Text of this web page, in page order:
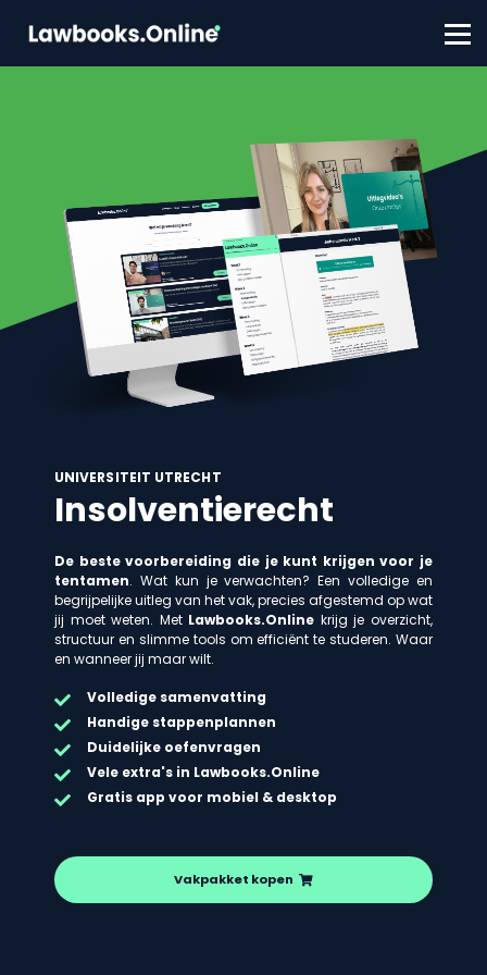
FAQ
Contact
UNIVERSITEIT UTRECHT
Insolventierecht
De beste voorbereiding die je kunt krijgen voor je
tentamen. Wat kun je verwachten? Een volledige en
begrijpelijke uitleg van het vak, precies afgestemd op wat
jij moet weten. Met Lawbooks.Online krijg je overzicht,
structuur en slimme tools om efficiënt te studeren. Waar
en wanneer jij maar wilt.
Volledige samenvatting
Handige stappenplannen
Duidelijke oefenvragen
Vele extra's in Lawbooks.Online
Gratis app voor mobiel & desktop
Vakpakket kopen